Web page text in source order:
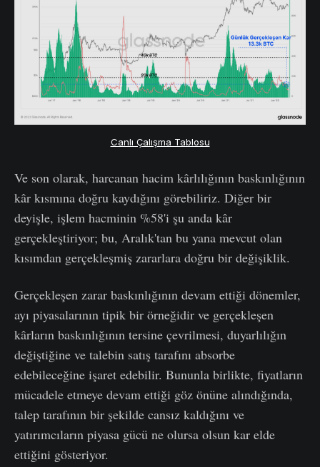
Canlı Çalışma Tablosu
Ve son olarak, harcanan hacim kârlılığının baskınlığının
kâr kısmına doğru kaydığını görebiliriz. Diğer bir
deyişle, işlem hacminin %58'i şu anda kâr
gerçekleştiriyor; bu, Aralık'tan bu yana mevcut olan
kısımdan gerçekleşmiş zararlara doğru bir değişiklik.
Gerçekleşen zarar baskınlığının devam ettiği dönemler,
ayı piyasalarının tipik bir örneğidir ve gerçekleşen
kârların baskınlığının tersine çevrilmesi, duyarlılığın
değiştiğine ve talebin satış tarafını absorbe
edebileceğine işaret edebilir. Bununla birlikte, fiyatların
mücadele etmeye devam ettiği göz önüne alındığında,
talep tarafının bir şekilde cansız kaldığını ve
yatırımcıların piyasa gücü ne olursa olsun kar elde
ettiğini gösteriyor.